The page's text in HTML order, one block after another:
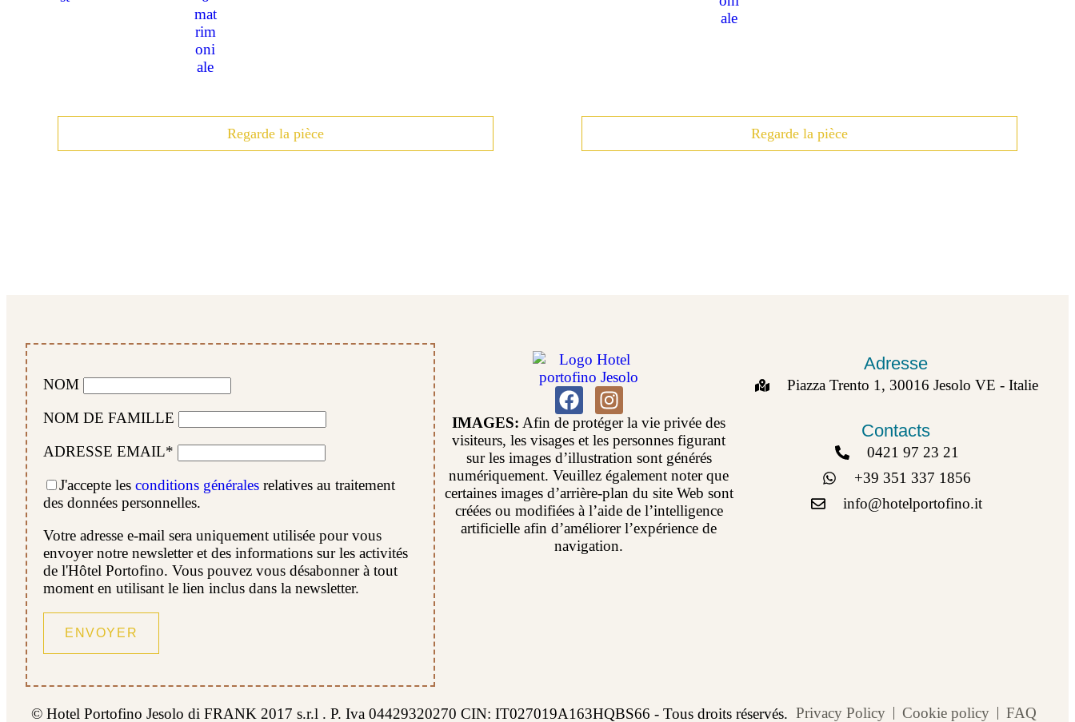
Regarde la pièce Regarde la pièce
NOM
NOM DE FAMILLE
ADRESSE EMAIL*
J'accepte les conditions générales relatives au traitement
des données personnelles.
Votre adresse e-mail sera uniquement utilisée pour vous
envoyer notre newsletter et des informations sur les activités
de l'Hôtel Portofino. Vous pouvez vous désabonner à tout
moment en utilisant le lien inclus dans la newsletter.
IMAGES: Afin de protéger la vie privée des
visiteurs, les visages et les personnes figurant
sur les images d’illustration sont générés
numériquement. Veuillez également noter que
certaines images d’arrière-plan du site Web sont
créées ou modifiées à l’aide de l’intelligence
artificielle afin d’améliorer l’expérience de
navigation.
Adresse
Piazza Trento 1, 30016 Jesolo VE - Italie
Contacts
0421 97 23 21
+39 351 337 1856
info@hotelportofino.it
© Hotel Portofino Jesolo di FRANK 2017 s.r.l . P. Iva 04429320270 CIN: IT027019A163HQBS66 - Tous droits réservés. Privacy Policy Cookie policy FAQ